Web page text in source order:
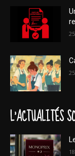
L'ACTUALITÉS